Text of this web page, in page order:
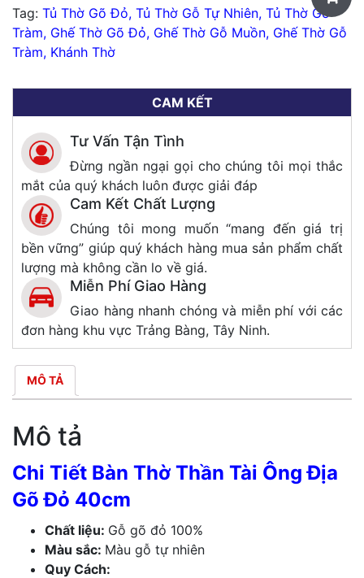
Tag: Tủ Thờ Gõ Đỏ, Tủ Thờ Gỗ Tự Nhiên, Tủ Thờ Gỗ
Tràm, Ghế Thờ Gõ Đỏ, Ghế Thờ Gỗ Muồn, Ghế Thờ Gỗ
Tràm, Khánh Thờ
CAM KẾT
Tư Vấn Tận Tình
Đừng ngần ngại gọi cho chúng tôi mọi thắc
mắt của quý khách luôn được giải đáp
Cam Kết Chất Lượng
Chúng tôi mong muốn “mang đến giá trị
bền vững” giúp quý khách hàng mua sản phẩm chất
lượng mà không cần lo về giá.
Miễn Phí Giao Hàng
Giao hàng nhanh chóng và miễn phí với các
đơn hàng khu vực Trảng Bàng, Tây Ninh.
MÔ TẢ
Mô tả
Chi Tiết Bàn Thờ Thần Tài Ông Địa
Gõ Đỏ 40cm
Chất liệu: Gỗ gõ đỏ 100%
Màu sắc: Màu gỗ tự nhiên
Quy Cách: